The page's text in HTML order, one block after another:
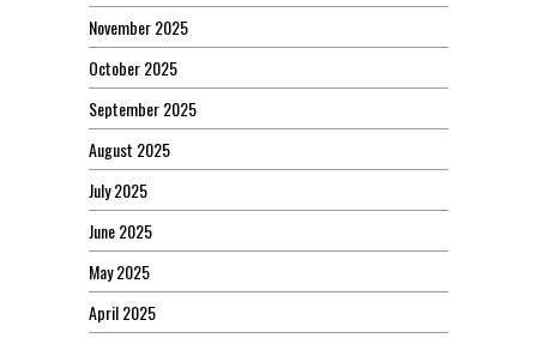
November 2025
October 2025
September 2025
August 2025
July 2025
June 2025
May 2025
April 2025